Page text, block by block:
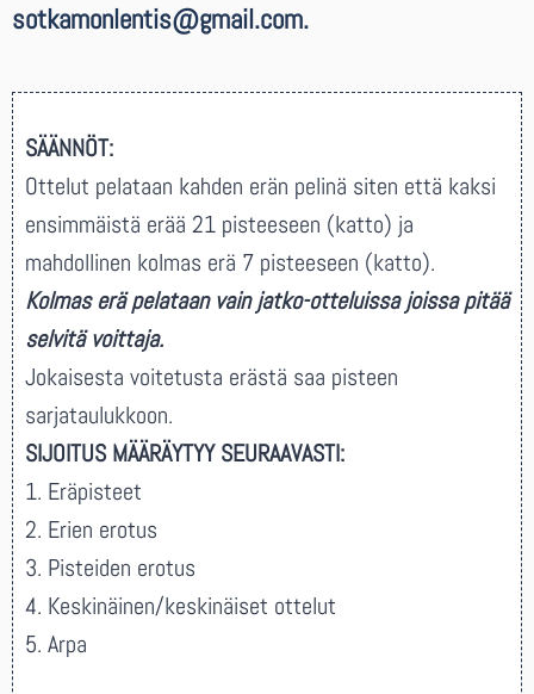
sotkamonlentis@gmail.com.
SÄÄNNÖT:
Ottelut pelataan kahden erän pelinä siten että kaksi
ensimmäistä erää 21 pisteeseen (katto) ja
mahdollinen kolmas erä 7 pisteeseen (katto).
Kolmas erä pelataan vain jatko-otteluissa joissa pitää
selvitä voittaja.
Jokaisesta voitetusta erästä saa pisteen
sarjataulukkoon.
SIJOITUS MÄÄRÄYTYY SEURAAVASTI:
1. Eräpisteet
2. Erien erotus
3. Pisteiden erotus
4. Keskinäinen/keskinäiset ottelut
5. Arpa